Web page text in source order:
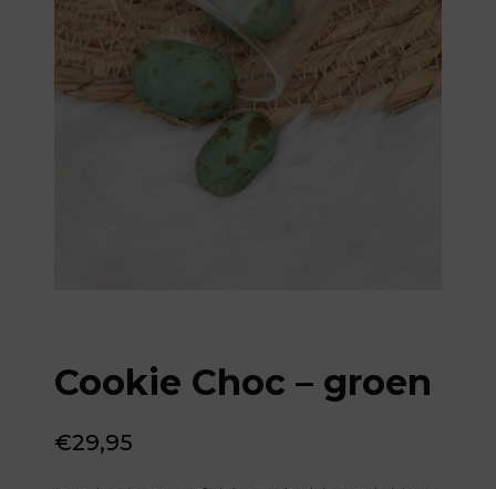
Cookie Choc – groen
€29,95